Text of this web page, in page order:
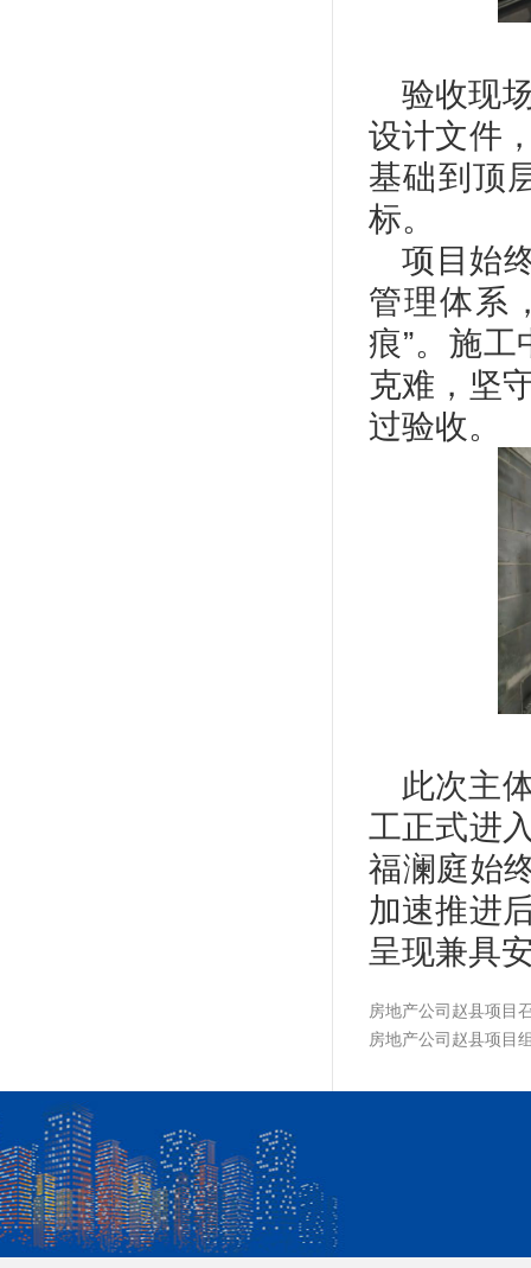
验收现
设计文件
基础到顶
标。
项目始
管理体系
痕”。施
克难，坚
过验收。
此次主
工正式进
福澜庭始
加速推进
呈现兼具
房地产公司赵县项目
房地产公司赵县项目